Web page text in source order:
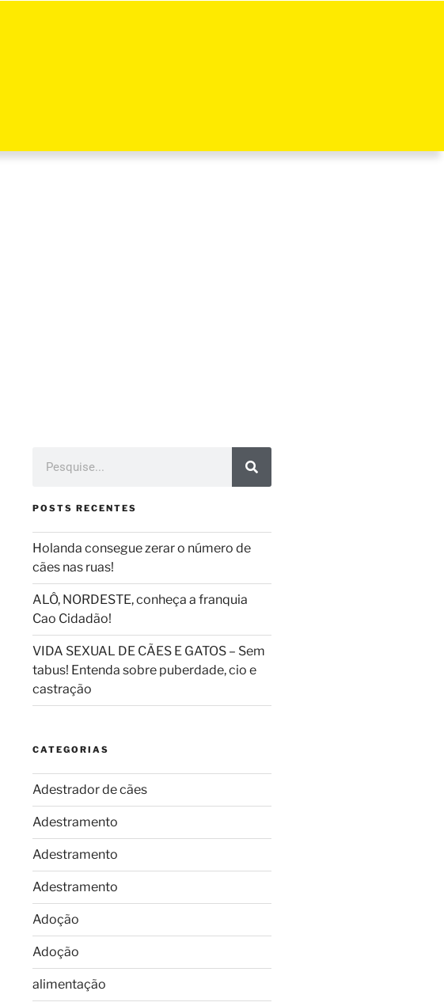
POSTS RECENTES
Holanda consegue zerar o número de
cães nas ruas!
ALÔ, NORDESTE, conheça a franquia
Cao Cidadão!
VIDA SEXUAL DE CÃES E GATOS – Sem
tabus! Entenda sobre puberdade, cio e
castração
CATEGORIAS
Adestrador de cães
Adestramento
Adestramento
Adestramento
Adoção
Adoção
alimentação